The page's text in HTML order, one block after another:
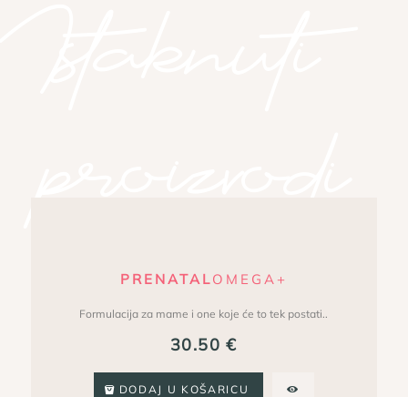
proizvodi
PRENATALOMEGA+
Formulacija za mame i one koje će to tek postati..
30.50€
DODAJ U KOŠARICU